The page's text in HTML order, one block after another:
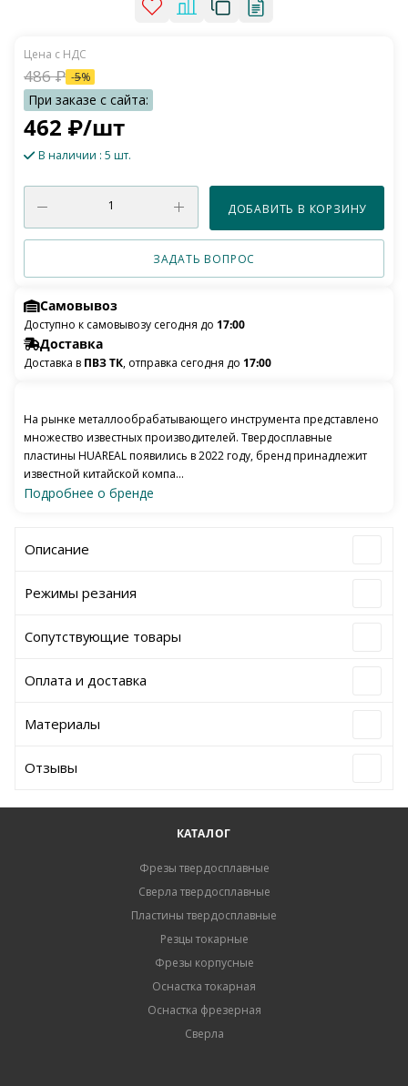
462 ₽/шт
486₽ -5%
В наличии : 5 шт.
ДОБАВИТЬ В КОРЗИНУ
ЗАДАТЬ ВОПРОС
Самовывоз
Доступно к самовывозу сегодня до 17:00
Доставка
Доставка в ПВЗ ТК, отправка сегодня до 17:00
На рынке металлообрабатывающего инструмента представлено
множество известных производителей. Твердосплавные
пластины HUAREAL появились в 2022 году, бренд принадлежит
известной китайской компа...
Подробнее о бренде
Описание
Режимы резания
Сопутствующие товары
Оплата и доставка
Материалы
Отзывы
КАТАЛОГ
Фрезы твердосплавные
Сверла твердосплавные
Пластины твердосплавные
Резцы токарные
Фрезы корпусные
Оснастка токарная
Оснастка фрезерная
Сверла